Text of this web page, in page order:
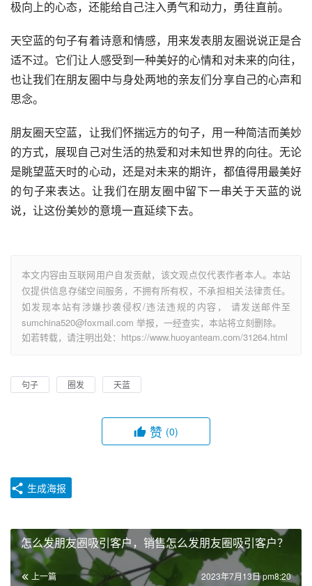
极向上的心态，还能给自己注入勇气和动力，勇往直前。
天空蓝的句子有着诗意和情感，用来发表朋友圈说说正是合
适不过。它们让人感受到一种美好的心情和对未来的向往，
也让我们在朋友圈中与身处两地的亲友们分享自己的心声和
思念。
朋友圈天空蓝，让我们怀揣远方的句子，用一种简洁而美妙
的方式，展现自己对生活的热爱和对未知世界的向往。无论
是眺望蓝天时的心动，还是对未来的期许，都值得用最美好
的句子来表达。让我们在朋友圈中留下一串关于天蓝的说
说，让这份美妙的意境一直延续下去。
本文内容由互联网用户自发贡献，该文观点仅代表作者本人。本站
仅提供信息存储空间服务，不拥有所有权，不承担相关法律责任。
如发现本站有涉嫌抄袭侵权/违法违规的内容， 请发送邮件至
sumchina520@foxmail.com 举报，一经查实，本站将立刻删除。
如若转载，请注明出处：https://www.huoyanteam.com/31264.html
句子 圈发 天蓝
赞 (0)
生成海报
怎么发朋友圈吸引客户，销售怎么发朋友圈吸引客户？
上一篇 2023年7月13日 pm8:20